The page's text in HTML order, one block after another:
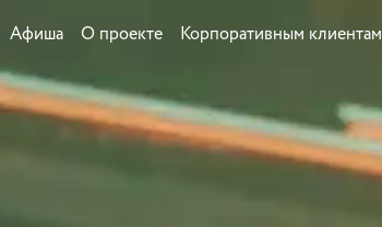
Афиша О проекте Корпоративным клиентам